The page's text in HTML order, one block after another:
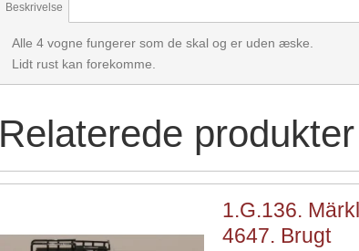
Beskrivelse
Alle 4 vogne fungerer som de skal og er uden æske.
Lidt rust kan forekomme.
Relaterede produkter
1.G.136.
4647. Brugt